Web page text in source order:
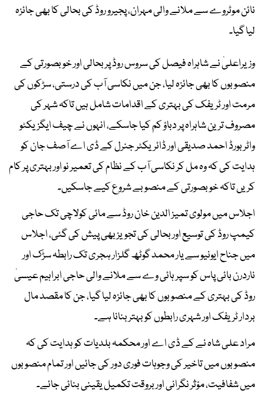
نائن موٹروے سے ملانے والی مہران، پجیرو روڈ کی بحالی کا بھی جائزہ
لیا گیا۔
وزیراعلیٰ نے شاہراہ فیصل کی سروس روڈ پر بحالی اور خوبصورتی کے
منصوبوں کا بھی جائزہ لیا، جن میں نکاسی آب کی درستی، سڑکوں کی
مرمت اور ٹریفک کی بہتری کے اقدامات شامل ہیں تاکہ شہر کی
مصروف ترین شاہراہ پر دباؤ کم کیا جاسکے، انہوں نے چیف ایگزیکٹو
واٹر بورڈ احمد صدیقی اور ڈائریکٹر جنرل کے ڈی اے آصف جان کو
ہدایت کی کہ وہ مل کر نکاسی آب کے نظام کی تعمیر نو اور بہتری پر کام
کریں تاکہ خوبصورتی کے منصوبے شروع کیے جاسکیں۔
اجلاس میں مولوی تمیز الدین خان روڈ سے مائی کولاچی تک حاجی
کیمپ روڈ کی توسیع اور بحالی کی تجویز بھی پیش کی گئی، اجلاس
میں جناح ایونیو سے یار محمد گوٹھ گلزار ہجری تک رابطہ سڑک اور
ناردرن بائی پاس کو سپر ہائی وے سے ملانے والی حاجی ابراہیم عیسیٰ
روڈ کی بہتری کے منصوبوں کا بھی جائزہ لیا گیا، جن کا مقصد مال
بردار ٹریفک اور شہری رابطوں کو بہتر بنانا ہے۔
مراد علی شاہ نے کے ڈی اے اور محکمہ بلدیات کو ہدایت کی کہ
منصوبوں میں تاخیر کی وجوہات فوری دور کی جائیں اور تمام منصوبوں
میں شفافیت، مؤثر نگرانی اور بروقت تکمیل یقینی بنائی جائے۔